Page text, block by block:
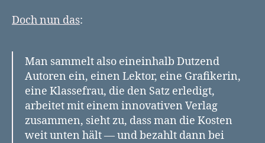
Doch nun das:
Man sammelt also eineinhalb Dutzend
Autoren ein, einen Lektor, eine Grafikerin,
eine Klassefrau, die den Satz erledigt,
arbeitet mit einem innovativen Verlag
zusammen, sieht zu, dass man die Kosten
weit unten hält — und bezahlt dann bei